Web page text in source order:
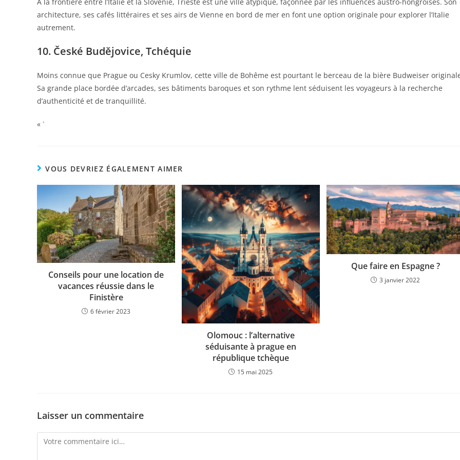
architecture, ses cafés littéraires et ses airs de Vienne en bord de mer en font une option originale pour explorer l’Italie
autrement.
10. České Budějovice, Tchéquie
Moins connue que Prague ou Cesky Krumlov, cette ville de Bohême est pourtant le berceau de la bière Budweiser
Sa grande place bordée d’arcades, ses bâtiments baroques et son rythme lent séduisent les voyageurs à la recherche
d’authenticité et de tranquillité.
« `
VOUS DEVRIEZ ÉGALEMENT AIMER
Conseils pour une location de
vacances réussie dans le
Finistère
6 février 2023
Olomouc : l’alternative
séduisante à prague en
république tchèque
15 mai 2025
Que faire en Espagne ?
3 janvier 2022
Laisser un commentaire